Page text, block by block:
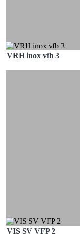
VRH inox vfb 3
VIS SV VFP 2